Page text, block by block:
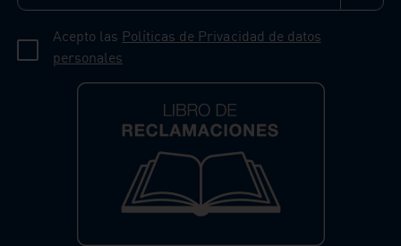
Acepto las Políticas de Privacidad de datos
personales